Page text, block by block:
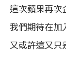
這次蘋果再次
我們期待在加
又或許這又只